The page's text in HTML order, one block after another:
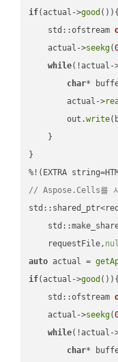
if(actual->good ()){
std::ofstream
    actual->
seekg(
while(!actual-
char*
        actual->
        out.
write
    }
}
// Aspose.Cells를 사
    requestFile,
auto actual =
if(actual->good ()){
std::ofstream
    actual->
seekg(
while(!actual-
char*